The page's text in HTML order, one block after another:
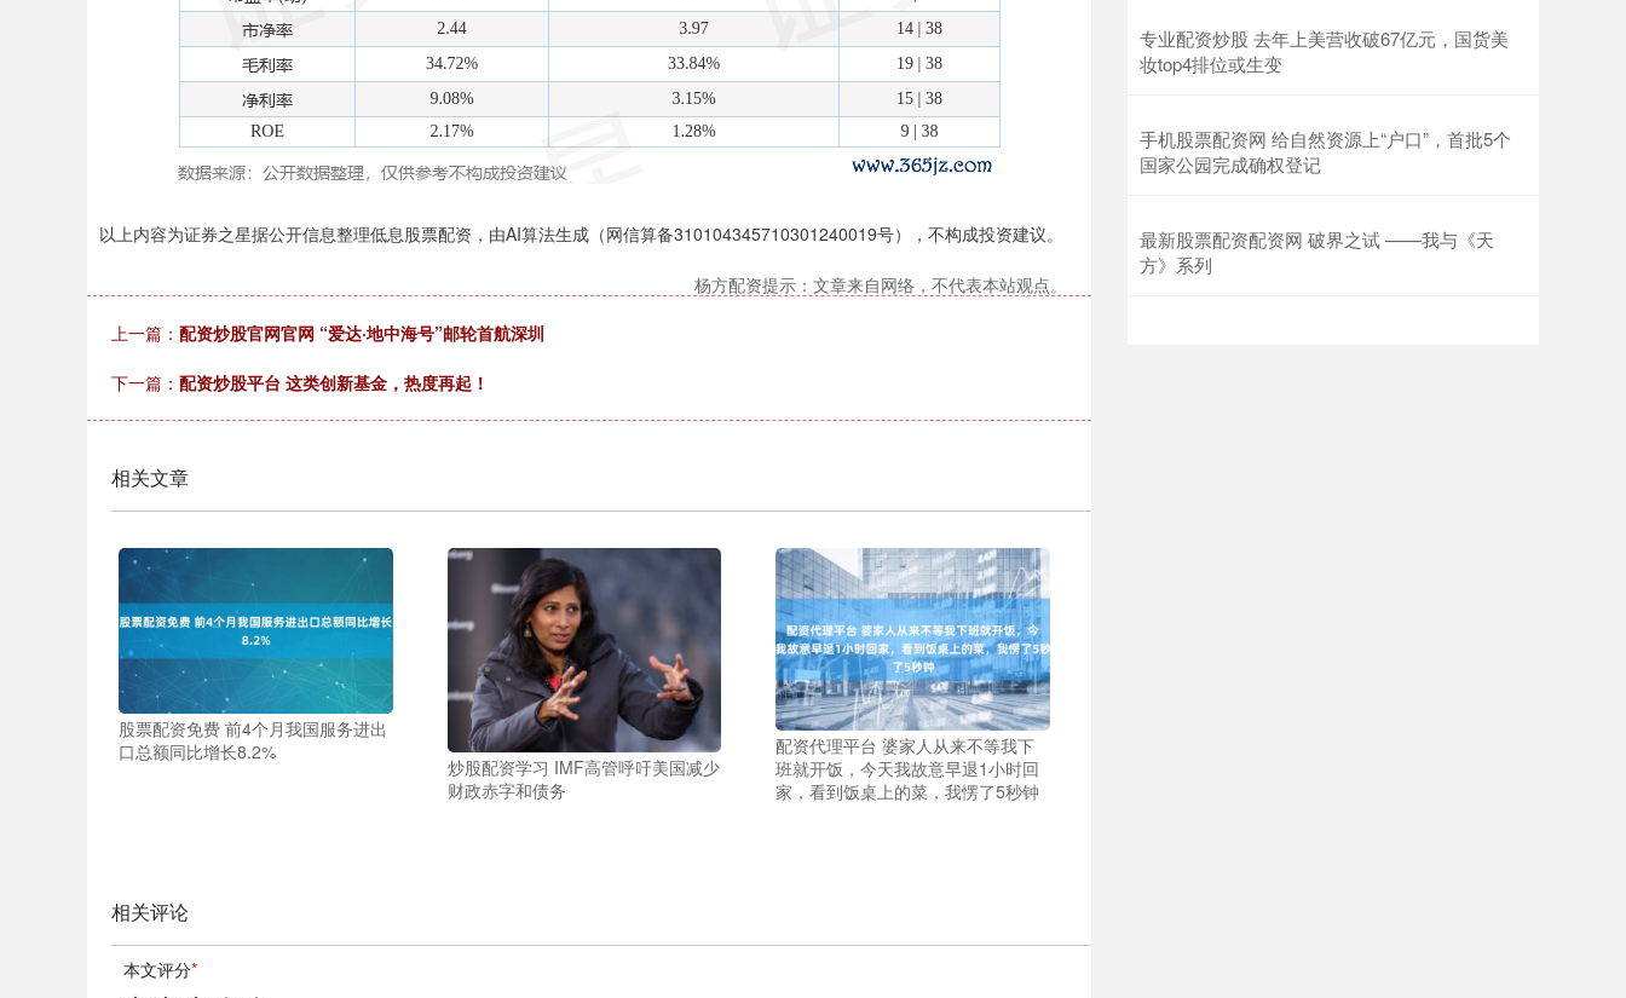
以上内容为证券之星据公开信息整理低息股票配资，由AI算法生成（网信算备310104345710301240019号），不构成投资建议。
杨方配资提示：文章来自网络，不代表本站观点。
上一篇： 配资炒股官网官网 “爱达·地中海号”邮轮首航深圳
下一篇： 配资炒股平台 这类创新基金，热度再起！
相关文章
股票配资免费 前4个月我国服务进出
口总额同比增长8.2%
炒股配资学习 IMF高管呼吁美国减少
财政赤字和债务
配资代理平台 婆家人从来不等我下
班就开饭，今天我故意早退1小时回
家，看到饭桌上的菜，我愣了5秒钟
相关评论
本文评分*
专业配资炒股 去年上美营收破67亿元，国货美
妆top4排位或生变
手机股票配资网 给自然资源上“户口”，首批5个
国家公园完成确权登记
最新股票配资配资网 破界之试 ——我与《天
方》系列